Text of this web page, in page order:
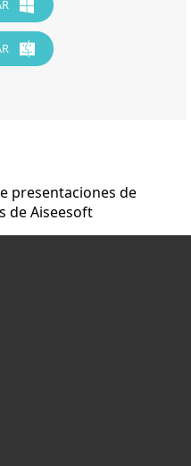
presentaciones de
de Aiseesoft